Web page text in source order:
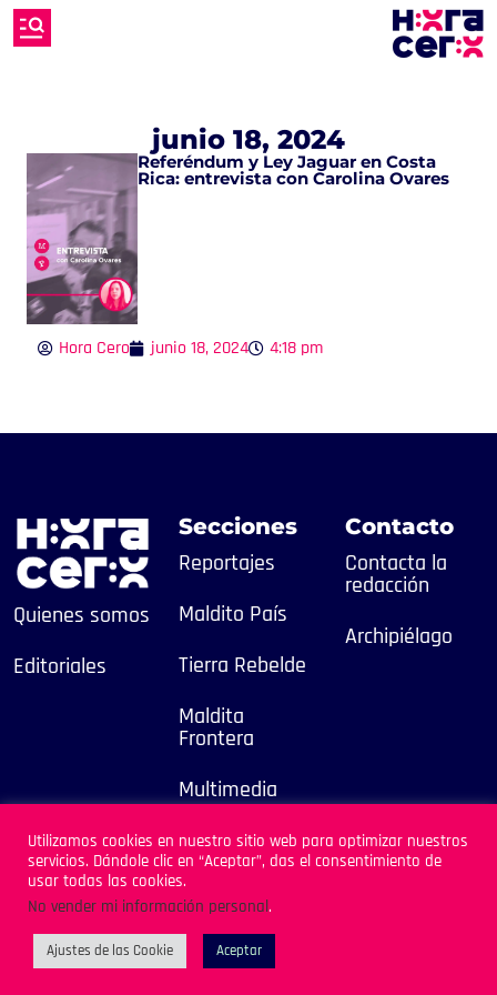
junio 18, 2024
Referéndum y Ley Jaguar en Costa
Rica: entrevista con Carolina Ovares
Hora Cero junio 18, 2024 4:18 pm
Quienes somos
Editoriales
Secciones
Reportajes
Maldito País
Tierra Rebelde
Maldita
Frontera
Multimedia
2025
Contacto
Contacta la
redacción
Archipiélago
Sitio Desarrollado por
Archipiélago
Utilizamos cookies en nuestro sitio web para optimizar nuestros
servicios. Dándole clic en “Aceptar”, das el consentimiento de
usar todas las cookies.
No vender mi información personal.
Ajustes de las Cookie Aceptar